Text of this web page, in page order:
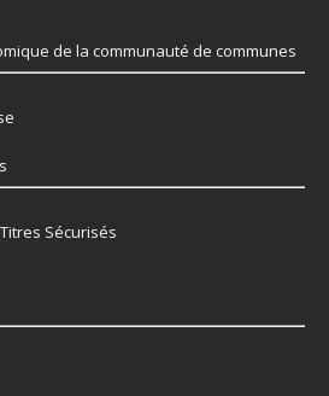
de la communauté de communes
Sécurisés